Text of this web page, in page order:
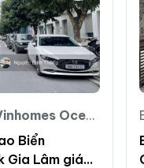
Ocean Park Gia Lâm
Biển
Gia Lâm giá